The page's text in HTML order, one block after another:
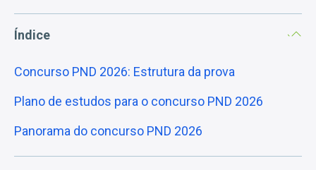
Índice
Concurso PND 2026: Estrutura da prova
Plano de estudos para o concurso PND 2026
Panorama do concurso PND 2026